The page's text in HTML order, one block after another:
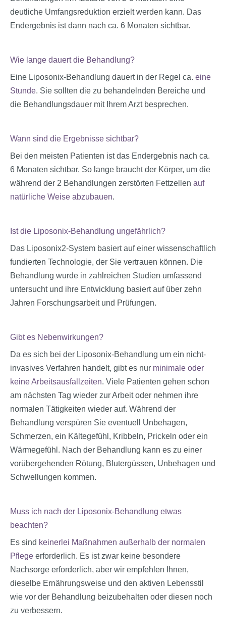
deutliche Umfangsreduktion erzielt werden kann. Das
Endergebnis ist dann nach ca. 6 Monaten sichtbar.
Wie lange dauert die Behandlung?
Eine Liposonix-Behandlung dauert in der Regel ca. eine
Stunde. Sie sollten die zu behandelnden Bereiche und
die Behandlungsdauer mit Ihrem Arzt besprechen.
Wann sind die Ergebnisse sichtbar?
Bei den meisten Patienten ist das Endergebnis nach ca.
6 Monaten sichtbar. So lange braucht der Körper, um die
während der 2 Behandlungen zerstörten Fettzellen auf
natürliche Weise abzubauen.
Ist die Liposonix-Behandlung ungefährlich?
Das Liposonix2-System basiert auf einer wissenschaftlich
fundierten Technologie, der Sie vertrauen können. Die
Behandlung wurde in zahlreichen Studien umfassend
untersucht und ihre Entwicklung basiert auf über zehn
Jahren Forschungsarbeit und Prüfungen.
Gibt es Nebenwirkungen?
Da es sich bei der Liposonix-Behandlung um ein nicht-
invasives Verfahren handelt, gibt es nur minimale oder
keine Arbeitsausfallzeiten. Viele Patienten gehen schon
am nächsten Tag wieder zur Arbeit oder nehmen ihre
normalen Tätigkeiten wieder auf. Während der
Behandlung verspüren Sie eventuell Unbehagen,
Schmerzen, ein Kältegefühl, Kribbeln, Prickeln oder ein
Wärmegefühl. Nach der Behandlung kann es zu einer
vorübergehenden Rötung, Blutergüssen, Unbehagen und
Schwellungen kommen.
Muss ich nach der Liposonix-Behandlung etwas
beachten?
Es sind keinerlei Maßnahmen außerhalb der normalen
Pflege erforderlich. Es ist zwar keine besondere
Nachsorge erforderlich, aber wir empfehlen Ihnen,
dieselbe Ernährungsweise und den aktiven Lebensstil
wie vor der Behandlung beizubehalten oder diesen noch
zu verbessern.